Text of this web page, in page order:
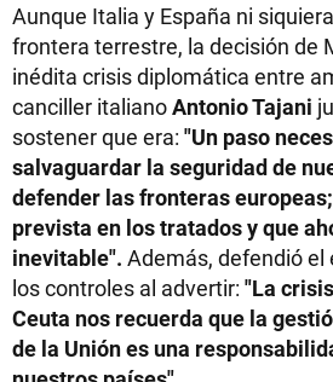
Aunque Italia y España ni
frontera terrestre, la decisión de
inédita crisis diplomática entre
canciller italianoAntonio Tajani
sostener que era: "Un paso
salvaguardar la seguridad de
defender las fronteras
prevista en los tratados y que
inevitable". Además, defendió
los controles al advertir: "La
Ceuta nos recuerda que la
de la Unión es una